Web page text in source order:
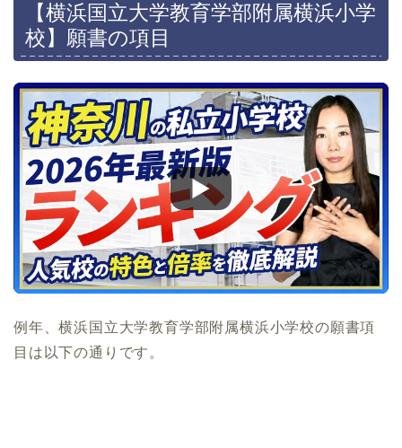
【横浜国立大学教育学部附属横浜小学
校】願書の項目
例年、横浜国立大学教育学部附属横浜小学校の願書項
目は以下の通りです。